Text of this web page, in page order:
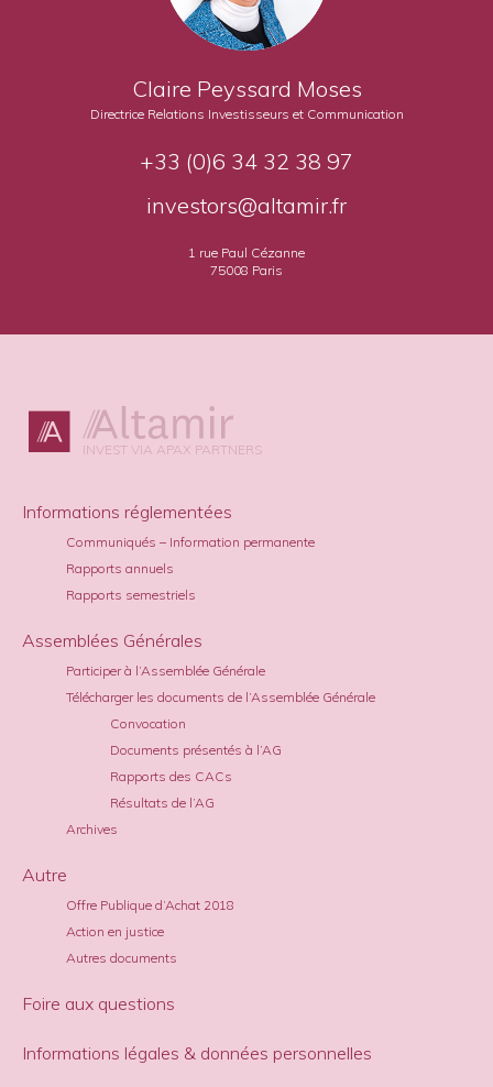
Claire Peyssard Moses
Directrice Relations Investisseurs et Communication
+33 (0)6 34 32 38 97
investors@altamir.fr
1 rue Paul Cézanne
75008 Paris
INVEST VIA APAX PARTNERS
Informations réglementées
Communiqués – Information permanente
Rapports annuels
Rapports semestriels
Assemblées Générales
Participer à l’Assemblée Générale
Télécharger les documents de l’Assemblée Générale
Convocation
Documents présentés à l’AG
Rapports des CACs
Résultats de l’AG
Archives
Autre
Offre Publique d’Achat 2018
Action en justice
Autres documents
Foire aux questions
Informations légales & données personnelles